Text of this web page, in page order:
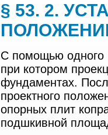
§ 53. 2.
С помощью одного
при котором
фундаментах.
проектного
опорных плит
подшкивной